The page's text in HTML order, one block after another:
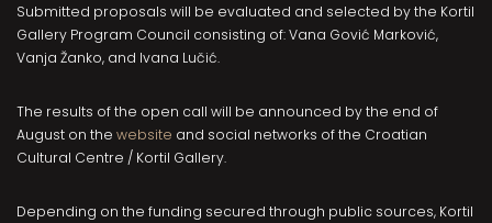
Submitted proposals will be evaluated and selected by the Kortil
Gallery Program Council consisting of: Vana Gović Marković,
Vanja Žanko, and Ivana Lučić.
The results of the open call will be announced by the end of
August on the website and social networks of the Croatian
Cultural Centre / Kortil Gallery.
Depending on the funding secured through public sources, Kortil